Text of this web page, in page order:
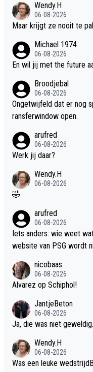
Wendy.H
06-08-2026
Maar krijgt ze nooit te
Michael 1974
06-08-2026
En wil jij met the future
Broodjebal
06-08-2026
Ongetwijfeld dat er nog
ransferwindow open.
arufred
06-08-2026
Werk jij daar?
Wendy.H
06-08-2026
🤣
arufred
06-08-2026
Iets anders: wie weet
website van PSG wordt
nicobaas
06-08-2026
Alvarez op Schiphol!
JantjeBeton
06-08-2026
Ja, die was niet geweldig.
Wendy.H
06-08-2026
Was een leuke